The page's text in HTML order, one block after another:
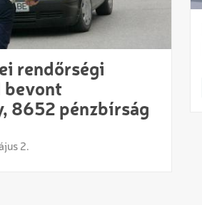
rendőrségi
bevont
8652 pénzbírság
2.